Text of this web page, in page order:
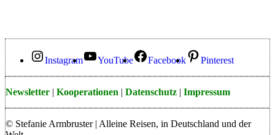
Instagram YouTube Facebook Pinterest
Newsletter | Kooperationen | Datenschutz | Impressum
© Stefanie Armbruster | Alleine Reisen, in Deutschland und der